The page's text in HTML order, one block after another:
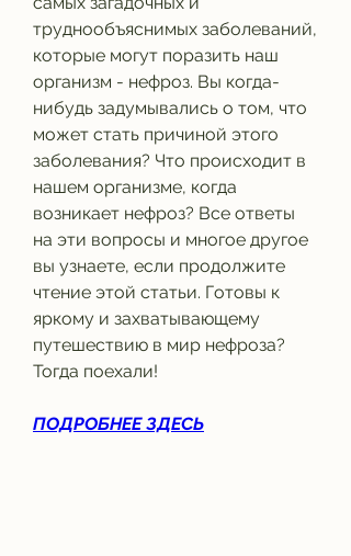
труднообъяснимых заболеваний,
которые могут поразить наш
организм - нефроз. Вы когда-
нибудь задумывались о том, что
может стать причиной этого
заболевания? Что происходит в
нашем организме, когда
возникает нефроз? Все ответы
на эти вопросы и многое другое
вы узнаете, если продолжите
чтение этой статьи. Готовы к
яркому и захватывающему
путешествию в мир нефроза?
Тогда поехали!
ПОДРОБНЕЕ ЗДЕСЬ